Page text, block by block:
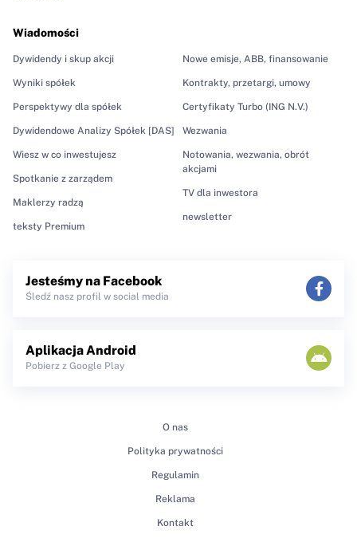
Wiadomości
Dywidendy i skup akcji
Wyniki spółek
Perspektywy dla spółek
Dywidendowe Analizy Spółek [DAS]
Wiesz w co inwestujesz
Spotkanie z zarządem
Maklerzy radzą
teksty Premium
Nowe emisje, ABB, finansowanie
Kontrakty, przetargi, umowy
Certyfikaty Turbo (ING N.V.)
Wezwania
Notowania, wezwania, obrót
akcjami
TV dla inwestora
newsletter
Jesteśmy na Facebook
Śledź nasz profil w social media
Aplikacja Android
Pobierz z Google Play
O nas
Polityka prywatności
Regulamin
Reklama
Kontakt